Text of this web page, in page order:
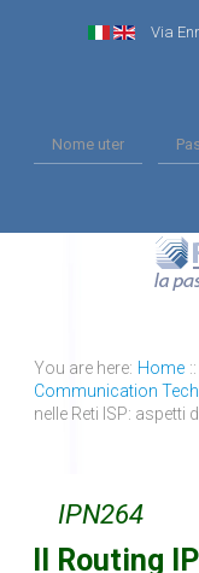
Via
You are here: Home ::
Communication
nelle Reti ISP: aspetti
IPN264
Il Routing